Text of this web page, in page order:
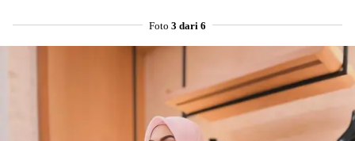
Foto 3 dari 6